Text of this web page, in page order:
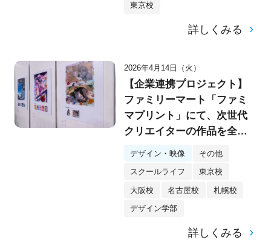
東京校
詳しくみる
2026年4月14日（火）
【企業連携プロジェクト】
ファミリーマート「ファミ
マプリント」にて、次世代
クリエイターの作品を全国
展開！
デザイン・映像 その他
スクールライフ 東京校
大阪校 名古屋校 札幌校
デザイン学部
詳しくみる